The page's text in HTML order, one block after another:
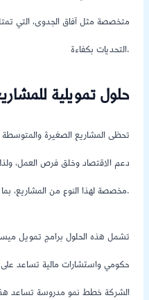
متخصصة مثل آفاق الجدوى، التي
التحديات بكفاءة.
حلول تمويلية
تحظى المشاريع الصغيرة والمتوسطة
دعم الاقتصاد وخلق فرص العمل،
مخصصة لهذا النوع من المشاريع، بما يتناسب مع احتياجاتها وإمكانياتها.
تشمل هذه الحلول برامج تمويل
حكومي واستشارات مالية تساعد على
الشركة خطط نمو مدروسة تساعد